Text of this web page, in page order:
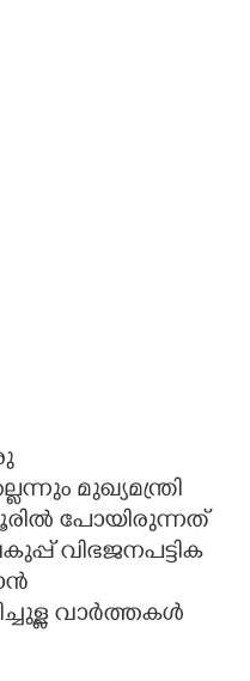
മുഖ്യമന്ത്രി
പോയിരുന്നത്
വിഭജനപട്ടിക
വാർത്തകൾ